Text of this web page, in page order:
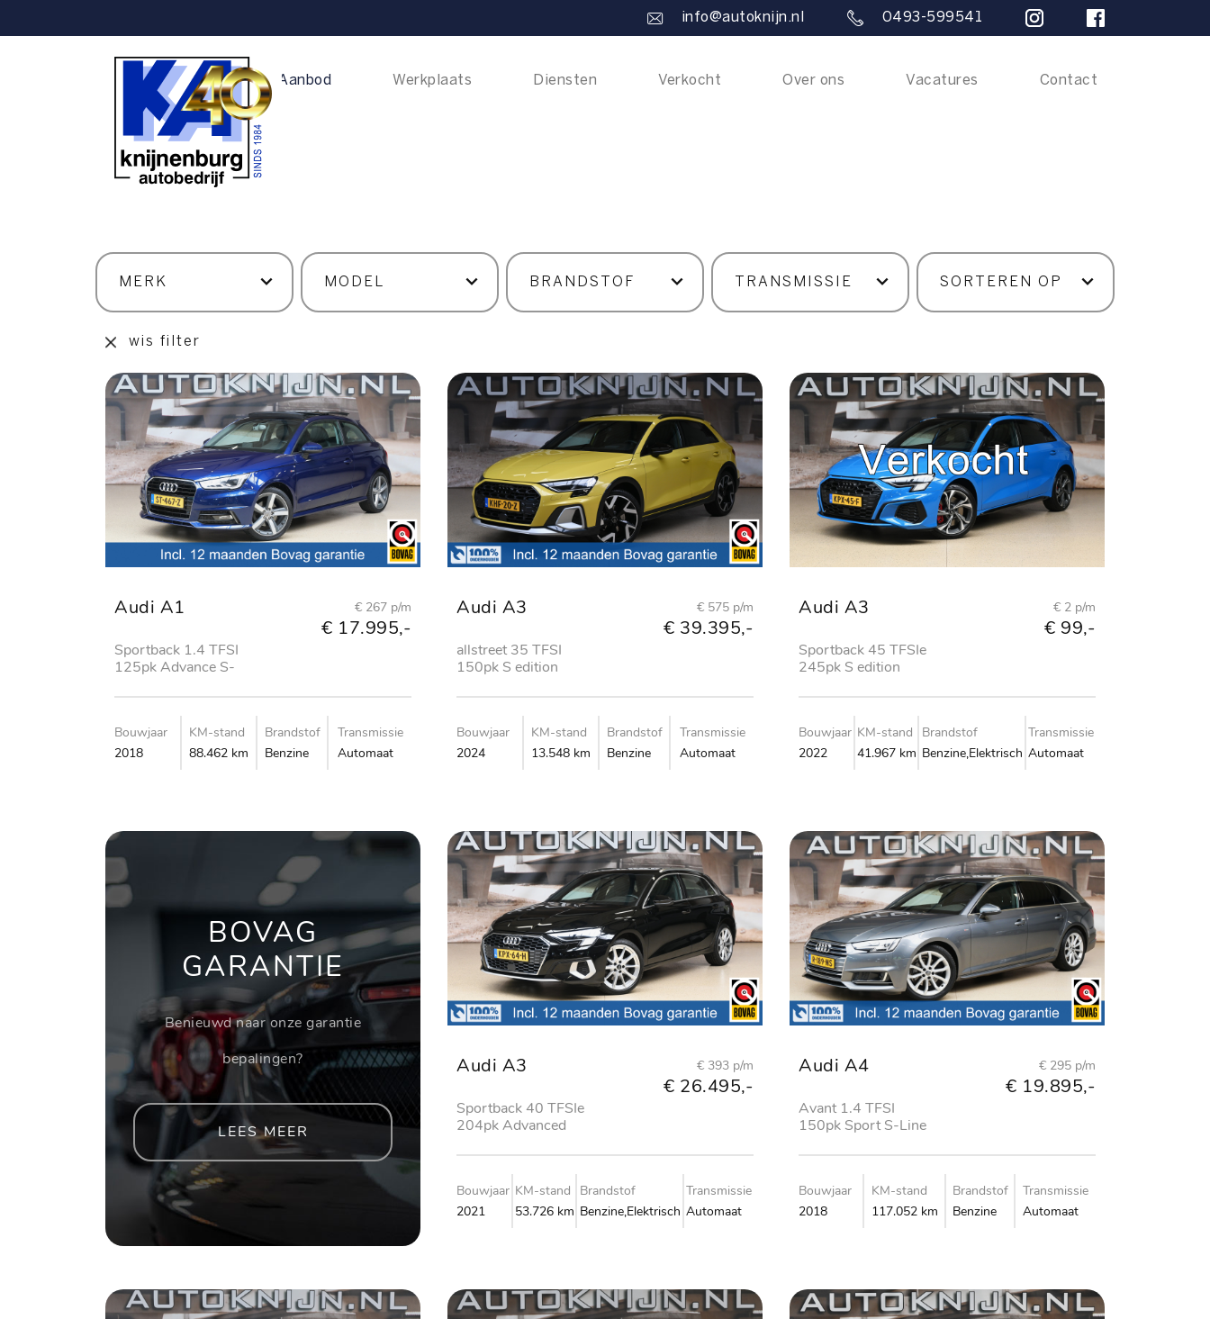
info@autoknijn.nl 0493-599541
Home Aanbod Werkplaats Diensten Verkocht Over ons Vacatures Contact
wis filter
Audi A1
Sportback 1.4 TFSI
125pk Advance S-
€ 267 p/m
€ 17.995,-
Bouwjaar
2018
KM-stand
88.462 km
Brandstof
Benzine
Transmissie
Automaat
Audi A3
allstreet 35 TFSI
150pk S edition
€ 575 p/m
€ 39.395,-
Bouwjaar
2024
KM-stand
13.548 km
Brandstof
Benzine
Transmissie
Automaat
Audi A3
Sportback 45 TFSIe
245pk S edition
€ 2 p/m
€ 99,-
Bouwjaar
2022
KM-stand
41.967 km
Brandstof
Benzine,Elektrisch
Transmissie
Automaat
BOVAG
GARANTIE
Benieuwd naar onze garantie
bepalingen?
LEES MEER
Audi A3
Sportback 40 TFSIe
204pk Advanced
€ 393 p/m
€ 26.495,-
Bouwjaar
2021
KM-stand
53.726 km
Brandstof
Benzine,Elektrisch
Transmissie
Automaat
Audi A4
Avant 1.4 TFSI
150pk Sport S-Line
€ 295 p/m
€ 19.895,-
Bouwjaar
2018
KM-stand
117.052 km
Brandstof
Benzine
Transmissie
Automaat